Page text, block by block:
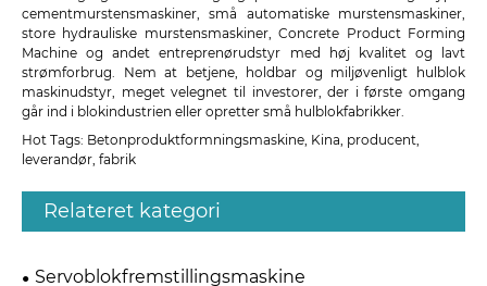
cementmurstensmaskiner, små automatiske murstensmaskiner,
store hydrauliske murstensmaskiner, Concrete Product Forming
Machine og andet entreprenørudstyr med høj kvalitet og lavt
strømforbrug. Nem at betjene, holdbar og miljøvenligt hulblok
maskinudstyr, meget velegnet til investorer, der i første omgang
går ind i blokindustrien eller opretter små hulblokfabrikker.
Hot Tags: Betonproduktformningsmaskine, Kina, producent,
leverandør, fabrik
Relateret kategori
Servoblokfremstillingsmaskine